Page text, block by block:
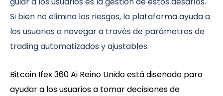
Si bien no elimina los riesgos, la plataforma ayuda a
los usuarios a navegar a través de parámetros de
trading automatizados y ajustables.
Bitcoin Ifex 360 Ai Reino Unido está diseñado para
ayudar a los usuarios a tomar decisiones de